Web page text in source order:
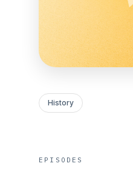
History
EPISODES